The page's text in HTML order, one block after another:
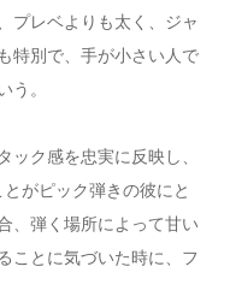
プレベよりも太く、ジャ
特別で、手が小さい人で
う。
ック感を忠実に反映し、
がピック弾きの彼にと
、弾く場所によって甘い
ことに気づいた時に、フ